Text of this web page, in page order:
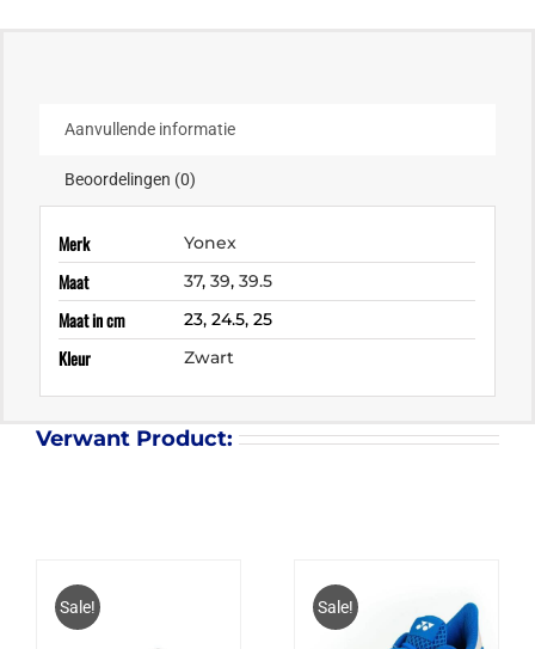
Aanvullende informatie
Beoordelingen (0)
Merk Yonex
Maat 37,39,39.5
Maat in cm 23, 24.5, 25
Kleur Zwart
Verwant Product:
Sale! Sale!